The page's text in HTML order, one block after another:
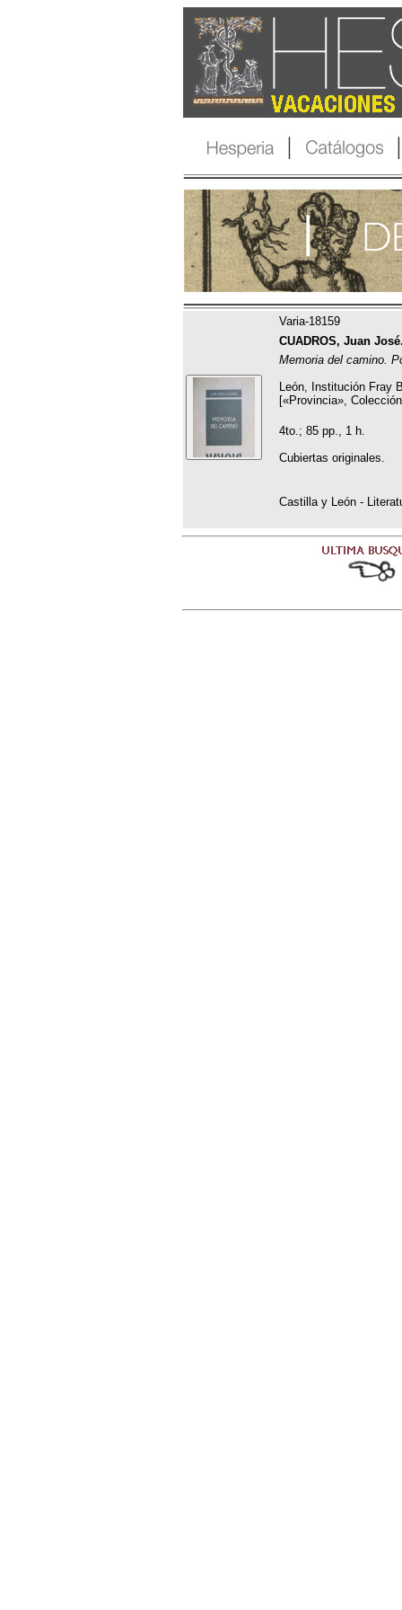
Varia-18159
CUADROS, Juan
Memoria del camino.
León, Institución Fray
[«Provincia»,
4to.; 85 pp., 1 h.
Cubiertas originales.
Castilla y León -